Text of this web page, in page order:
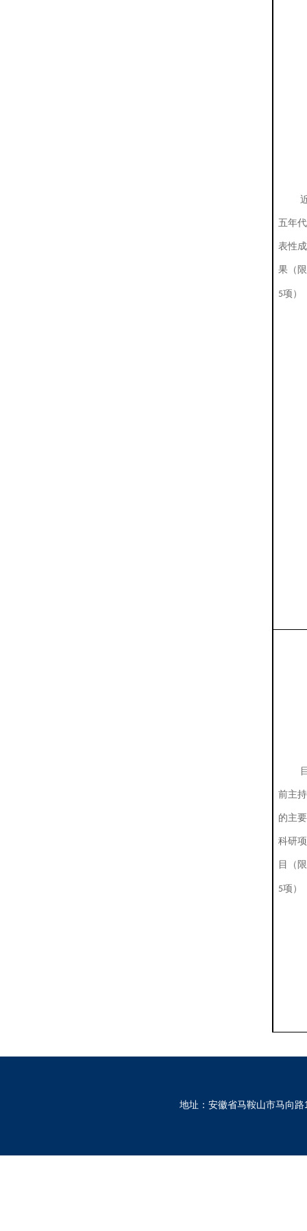
五年代
表性成
果（限
5项）
前主持
的主要
科研项
目（限
5项）
地址：安徽省马鞍山市马向